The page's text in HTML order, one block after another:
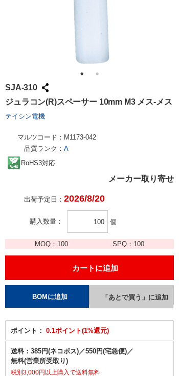
SJA-310
ジュラコン(R)スペーサー 10mm M3 メス-メス
テイシン電機
マルツコード： M1173-042
品質ランク： A
RoHS3対応
メーカー取り寄せ
出荷予定日： 2026/8/20
購入数量 個
MOQ： 100 SPQ： 100
ポイント： 0.1ポイント(1%還元)
送料： 385円(ネコポス)／550円(宅急便)／
無料(営業所受取り)
税別3,000円以上購入で送料無料